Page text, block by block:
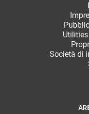
Società di